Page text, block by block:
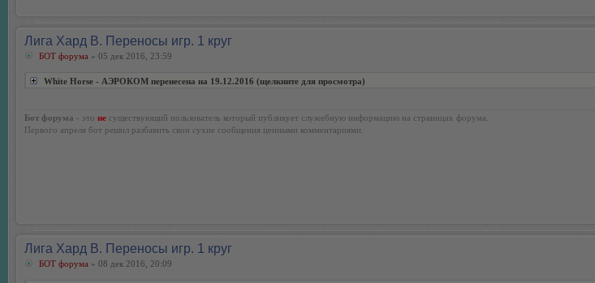
Лига Хард В. Переносы игр. 1 круг
БОТ форума » 05 дек 2016, 23:59
White Horse - АЭРОКОМ перенесена на 19.12.2016 (щелкните для просмотра)
Бот форума - это не существующий пользователь который публикует служебную информацию на страницах форума.
Первого апреля бот решил разбавить свои сухие сообщения ценными комментариями.
Лига Хард В. Переносы игр. 1 круг
БОТ форума » 08 дек 2016, 20:09